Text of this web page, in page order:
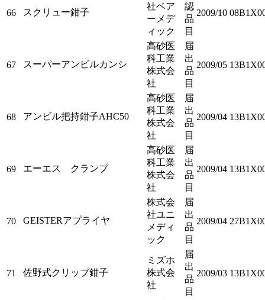
66 スクリュー鉗子
社ベア
ーメデ
ィック
認
品
目
2009/10
67 スーパーアンビルカンシ
高砂医
科工業
株式会
社
届
出
品
目
2009/05
68 アンビル把持鉗子AHC50
高砂医
科工業
株式会
社
届
出
品
目
2009/04
69 エーエス クランプ
高砂医
科工業
株式会
社
届
出
品
目
2009/04
70 GEISTERアプライヤ
株式会
社ユニ
メディ
ック
届
出
品
目
2009/04
71 佐野式クリップ鉗子
ミズホ
株式会
社
届
出
品
目
2009/03